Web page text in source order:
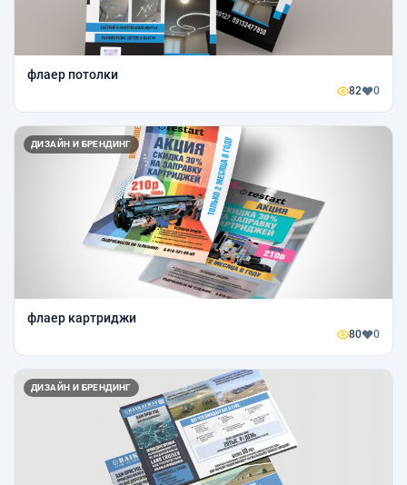
флаер потолки
82 0
ДИЗАЙН И БРЕНДИНГ
флаер картриджи
80 0
ДИЗАЙН И БРЕНДИНГ